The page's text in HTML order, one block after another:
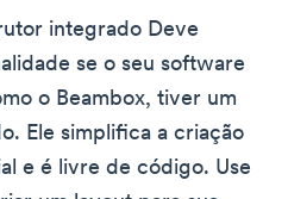
integrado Deve
se o seu software
o Beambox, tiver um
Ele simplifica a criação
e é livre de código. Use